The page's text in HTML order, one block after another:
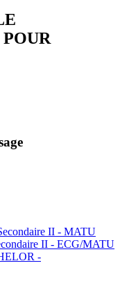
II - MATU
II - ECG/MATU
-